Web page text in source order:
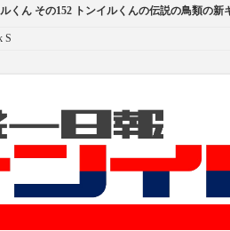
ルくん その152 トンイルくんの伝説の鳥類の
S